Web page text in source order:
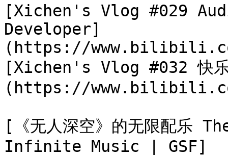
[Xichen's Vlog #029
Developer]
(https://
[Xichen's Vlog #032 快
(https://
[《无人深空》的无限配乐
Infinite Music | GSF]